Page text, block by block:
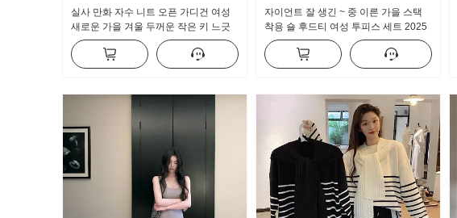
실사 만화 자수 니트 오픈 가디건 여성
새로운 가을 겨울 두꺼운 작은 키 느긋
한 만나는 스웨터 코트 ins
자이언트 잘 생긴 ~ 중 이른 가을 스택
착용 숄 후드티 여성 투피스 세트 2025
새로운 가을 겨울 두꺼운 루즈핏 느긋한
바람